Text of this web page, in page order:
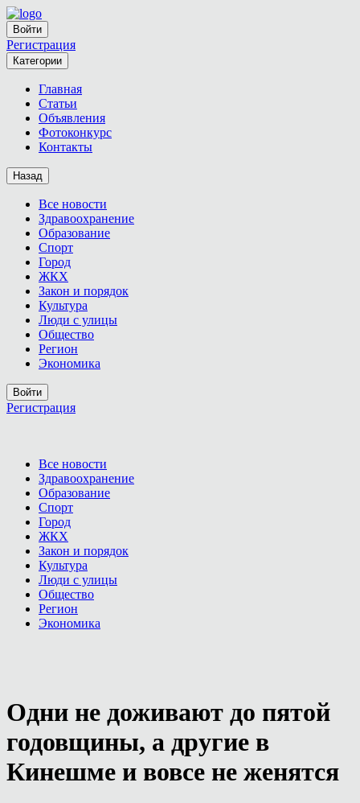
Войти
Регистрация
Категории
Главная
Статьи
Объявления
Фотоконкурс
Контакты
Назад
Все новости
Здравоохранение
Образование
Спорт
Город
ЖКХ
Закон и порядок
Культура
Люди с улицы
Общество
Регион
Экономика
Войти
Регистрация
Все новости
Здравоохранение
Образование
Спорт
Город
ЖКХ
Закон и порядок
Культура
Люди с улицы
Общество
Регион
Экономика
Одни не доживают до пятой
годовщины, а другие в
Кинешме и вовсе не женятся